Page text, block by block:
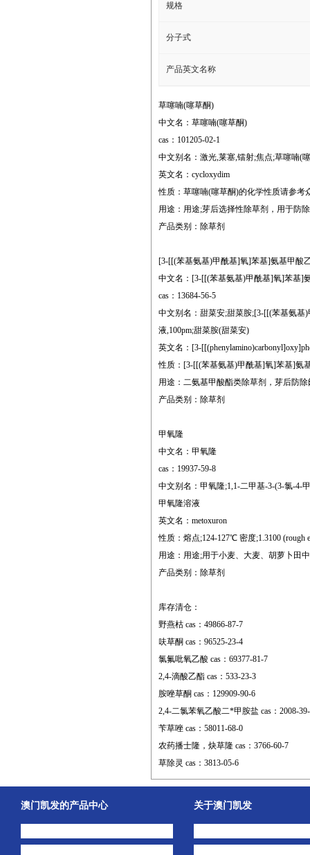
规格
分子式
产品英文名称
草噻喃(噻草酮)
中文名：草噻喃(噻草酮)
cas：101205-02-1
中文别名：激光,莱塞,镭射;焦点;草噻喃(
英文名：cycloxydim
性质：草噻喃(噻草酮)的化学性质请参考
用途：用途;芽后选择性除草剂，用于防
产品类别：除草剂
[3-[[(苯基氨基)甲酰基]氧]苯基]氨基甲酸
中文名：[3-[[(苯基氨基)甲酰基]氧]苯基]
cas：13684-56-5
中文别名：甜菜安;甜菜胺;[3-[[(苯基氨基
液,100pm;甜菜胺(甜菜安)
英文名：[3-
性质：[3-[[(苯基氨基)甲酰基]氧]苯基]氨
用途：二氨基甲酸酯类除草剂，芽后防
产品类别：除草剂
甲氧隆
中文名：甲氧隆
cas：19937-59-8
中文别名：甲氧隆;1,1-二甲基-3-(3-氯-4-
甲氧隆溶液
英文名：metoxuron
性质：熔点;124-127℃ 密度;1.3100 (rough
用途：用途;用于小麦、大麦、胡萝卜田
产品类别：除草剂
库存清仓：
野燕枯 cas：49866-87-7
呋草酮 cas：96525-23-4
氯氟吡氧乙酸 cas：69377-81-7
2,4-滴酸乙酯 cas：533-23-3
胺唑草酮 cas：129909-90-6
2,4-二氯苯氧乙酸二*甲胺盐 cas：2008-
苄草唑 cas：58011-68-0
农药播士隆，炔草隆 cas：3766-60-7
草除灵 cas：3813-05-6
澳门凯发的产品中心 关于澳门凯发